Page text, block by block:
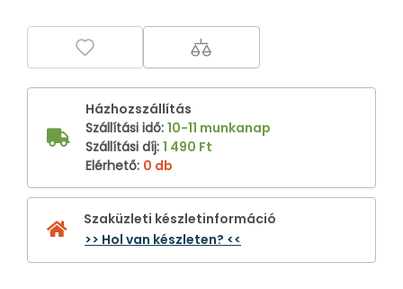
Házhozszállítás
Szállítási idő: 10-11 munkanap
Szállítási díj: 1 490 Ft
Elérhető: 0 db
Szaküzleti készletinformáció
>> Hol van készleten? <<